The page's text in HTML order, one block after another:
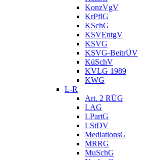
KonzVgV
KrPflG
KSchG
KSVEntgV
KSVG
KSVG-BeitrÜV
KüSchV
KVLG 1989
KWG
L-R
Art. 2 RÜG
LAG
LPartG
LStDV
MediationsG
MRRG
MuSchG